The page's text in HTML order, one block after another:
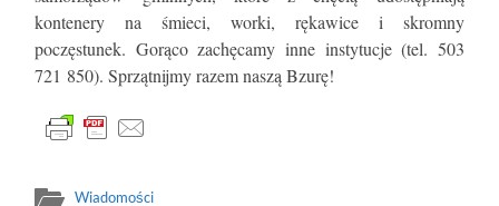
kontenery na śmieci, worki, rękawice i skromny
poczęstunek. Gorąco zachęcamy inne instytucje (tel. 503
721 850). Sprzątnijmy razem naszą Bzurę!
Wiadomości